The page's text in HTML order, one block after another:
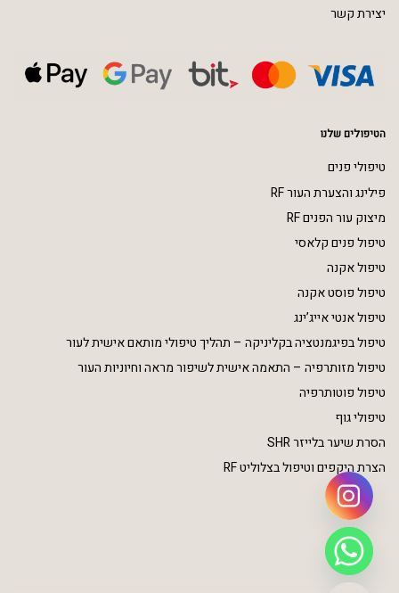
יצירת קשר
הטיפולים שלנו
טיפולי פנים
פילינג והצערת העור RF
מיצוק עור הפנים RF
טיפול פנים קלאסי
טיפול אקנה
טיפול פוסט אקנה
טיפול אנטי אייג’ינג
טיפול בפיגמנטציה בקליניקה – תהליך טיפולי מותאם אישית לעור
טיפול מזותרפיה – התאמה אישית לשיפור מראה וחיוניות העור
טיפול פוטותרפיה
טיפולי גוף
הסרת שיער בלייזר SHR
הצרת היקפים וטיפול בצלוליט RF